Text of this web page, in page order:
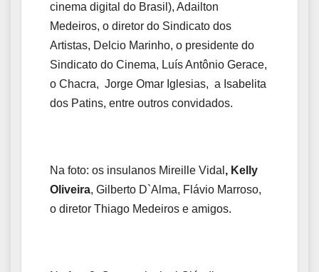
cinema digital do Brasil), Adailton
Medeiros, o diretor do Sindicato dos
Artistas, Delcio Marinho, o presidente do
Sindicato do Cinema, Luís Antônio Gerace,
o Chacra, Jorge Omar Iglesias, a Isabelita
dos Patins, entre outros convidados.
Na foto: os insulanos Mireille Vidal , Kelly
Oliveira, Gilberto D`Alma, Flávio Marroso,
o diretor Thiago Medeiros e amigos.